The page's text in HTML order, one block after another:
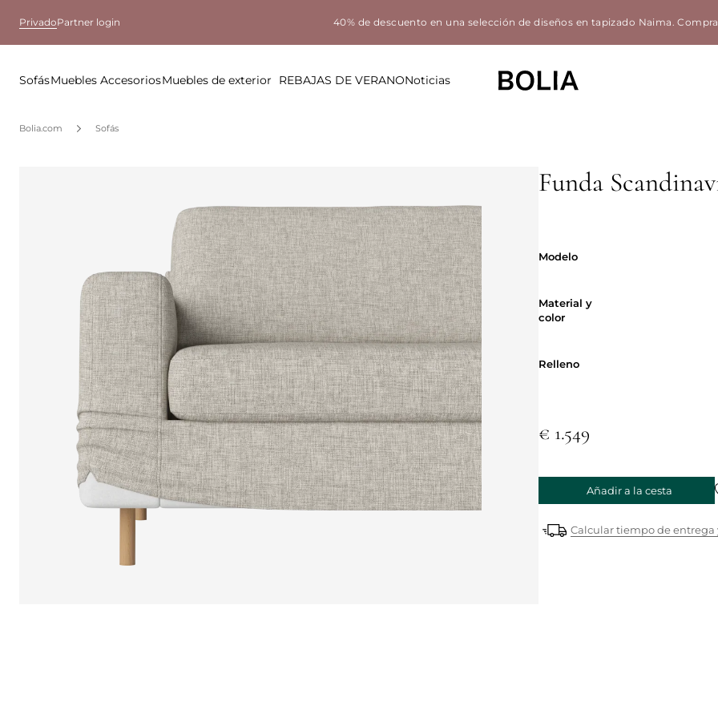
PrivadoPartner login 40% de descuento en una selección de diseños en tapizado Naima.
SofásMuebles AccesoriosMuebles de exterior REBAJAS DE VERANONoticias
Bolia.com Sofás
Funda
Modelo
Material y
color
Relleno
€ 1.549
Añadir a la cesta
Calcular tiempo de entrega